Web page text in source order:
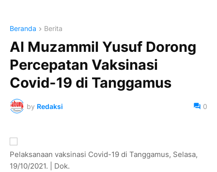
Beranda Berita
Al Muzammil Yusuf Dorong
Percepatan Vaksinasi
Covid-19 di Tanggamus
by Redaksi 0
Pelaksanaan vaksinasi Covid-19 di Tanggamus, Selasa,
19/10/2021. | Dok.